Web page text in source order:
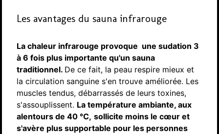
Les avantages du sauna infrarouge
La chaleur infrarouge provoque une sudation 3
à 6 fois plus importante qu'un sauna
traditionnel. De ce fait, la peau respire mieux et
la circulation sanguine s'en trouve améliorée. Les
muscles tendus, débarrassés de leurs toxines,
s'assouplissent. La température ambiante, aux
alentours de 40 °C, sollicite moins le cœur et
s'avère plus supportable pour les personnes